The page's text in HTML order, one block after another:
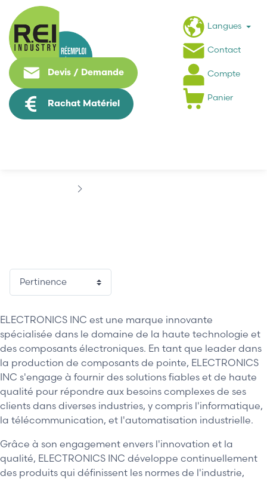
Devis / Demande
Rachat Matériel
Langues
Contact
Compte
Panier
ELECTRONICS INC est une marque innovante
spécialisée dans le domaine de la haute technologie et
des composants électroniques. En tant que leader dans
la production de composants de pointe, ELECTRONICS
INC s'engage à fournir des solutions fiables et de haute
qualité pour répondre aux besoins complexes de ses
clients dans diverses industries, y compris l'informatique,
la télécommunication, et l'automatisation industrielle.
Grâce à son engagement envers l'innovation et la
qualité, ELECTRONICS INC développe continuellement
des produits qui définissent les normes de l'industrie,